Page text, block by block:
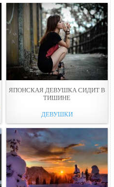
ЯПОНСКАЯ ДЕВУШКА СИДИТ В
ТИШИНЕ
ДЕВУШКИ